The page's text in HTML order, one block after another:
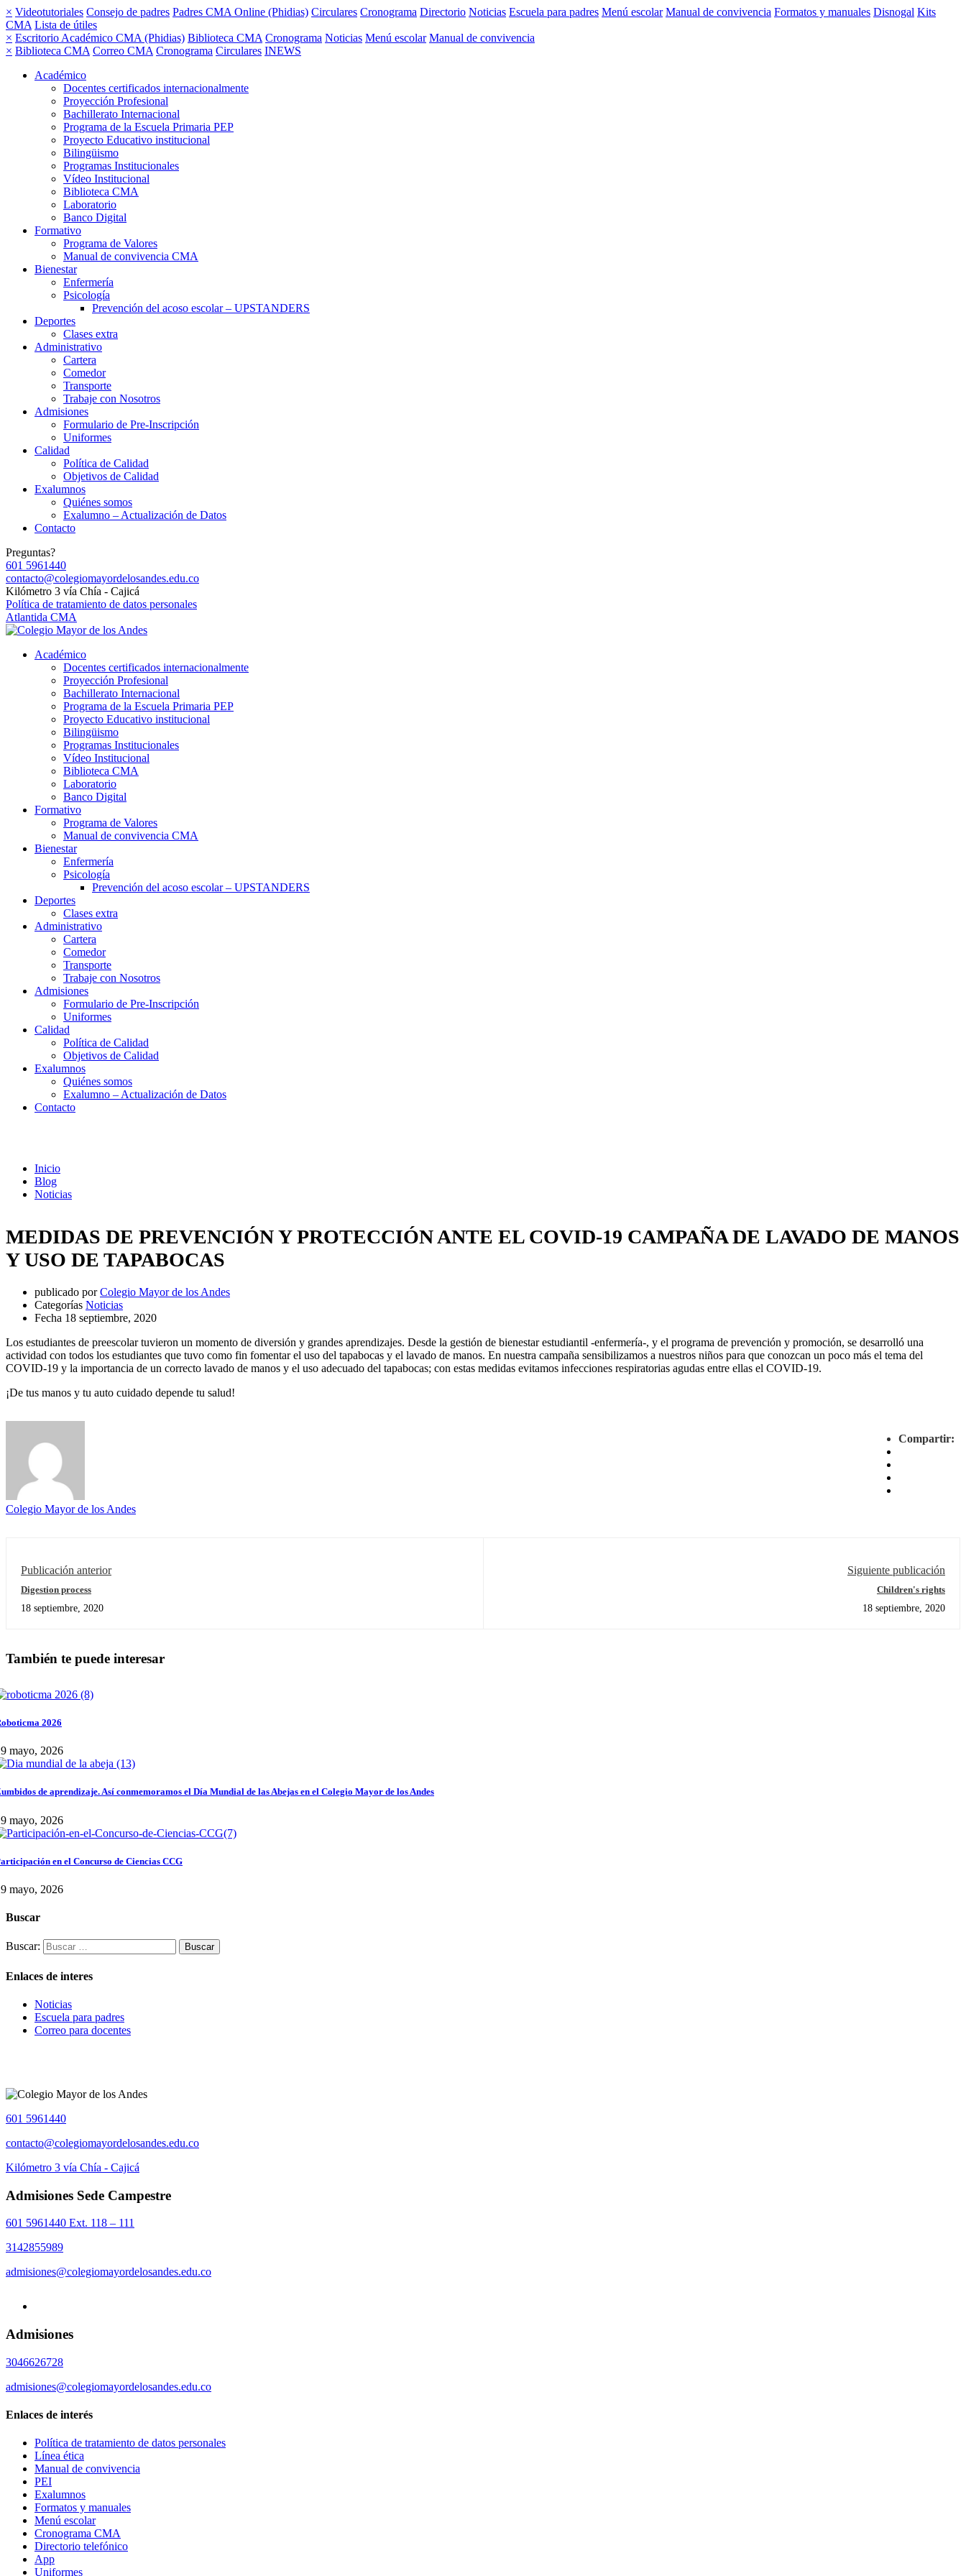
× Videotutoriales Consejo de padres Padres CMA Online (Phidias) Circulares Cronograma Directorio Noticias Escuela para padres Menú escolar Manual de convivencia Formatos y manuales Disnogal Kits
CMA Lista de útiles
× Escritorio Académico CMA (Phidias) Biblioteca CMA Cronograma Noticias Menú escolar Manual de convivencia
× Biblioteca CMA Correo CMA Cronograma Circulares INEWS
Académico
Docentes certificados internacionalmente
Proyección Profesional
Bachillerato Internacional
Programa de la Escuela Primaria PEP
Proyecto Educativo institucional
Bilingüismo
Programas Institucionales
Vídeo Institucional
Biblioteca CMA
Laboratorio
Banco Digital
Formativo
Programa de Valores
Manual de convivencia CMA
Bienestar
Enfermería
Psicología
Prevención del acoso escolar – UPSTANDERS
Deportes
Clases extra
Administrativo
Cartera
Comedor
Transporte
Trabaje con Nosotros
Admisiones
Formulario de Pre-Inscripción
Uniformes
Calidad
Política de Calidad
Objetivos de Calidad
Exalumnos
Quiénes somos
Exalumno – Actualización de Datos
Contacto
Preguntas?
601 5961440
contacto@colegiomayordelosandes.edu.co
Kilómetro 3 vía Chía - Cajicá
Política de tratamiento de datos personales
Atlantida CMA
Académico
Docentes certificados internacionalmente
Proyección Profesional
Bachillerato Internacional
Programa de la Escuela Primaria PEP
Proyecto Educativo institucional
Bilingüismo
Programas Institucionales
Vídeo Institucional
Biblioteca CMA
Laboratorio
Banco Digital
Formativo
Programa de Valores
Manual de convivencia CMA
Bienestar
Enfermería
Psicología
Prevención del acoso escolar – UPSTANDERS
Deportes
Clases extra
Administrativo
Cartera
Comedor
Transporte
Trabaje con Nosotros
Admisiones
Formulario de Pre-Inscripción
Uniformes
Calidad
Política de Calidad
Objetivos de Calidad
Exalumnos
Quiénes somos
Exalumno – Actualización de Datos
Contacto
Inicio
Blog
Noticias
MEDIDAS DE PREVENCIÓN Y PROTECCIÓN ANTE EL COVID-19 CAMPAÑA DE LAVADO DE MANOS
Y USO DE TAPABOCAS
publicado por Colegio Mayor de los Andes
Categorías Noticias
Fecha 18 septiembre, 2020
Los estudiantes de preescolar tuvieron un momento de diversión y grandes aprendizajes. Desde la gestión de bienestar estudiantil -enfermería-, y el programa de prevención y promoción, se desarrolló una
actividad con todos los estudiantes que tuvo como fin fomentar el uso del tapabocas y el lavado de manos. En nuestra campaña sensibilizamos a nuestros niños para que conozcan un poco más el tema del
COVID-19 y la importancia de un correcto lavado de manos y el uso adecuado del tapabocas; con estas medidas evitamos infecciones respiratorias agudas entre ellas el COVID-19.
¡De tus manos y tu auto cuidado depende tu salud!
Compartir:
Colegio Mayor de los Andes
Publicación anterior
Digestion process
18 septiembre, 2020
Siguiente publicación
Children's rights
18 septiembre, 2020
También te puede interesar
2026
mayo, 2026
de aprendizaje. Así conmemoramos el Día Mundial de las Abejas en el Colegio Mayor de los Andes
mayo, 2026
en el Concurso de Ciencias CCG
mayo, 2026
Buscar
Buscar:
Enlaces de interes
Noticias
Escuela para padres
Correo para docentes
601 5961440
contacto@colegiomayordelosandes.edu.co
Kilómetro 3 vía Chía - Cajicá
Admisiones Sede Campestre
601 5961440 Ext. 118 – 111
3142855989
admisiones@colegiomayordelosandes.edu.co
Admisiones
3046626728
admisiones@colegiomayordelosandes.edu.co
Enlaces de interés
Política de tratamiento de datos personales
Línea ética
Manual de convivencia
PEI
Exalumnos
Formatos y manuales
Menú escolar
Cronograma CMA
Directorio telefónico
App
Uniformes